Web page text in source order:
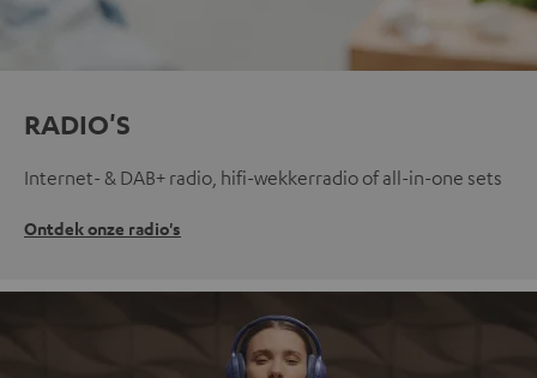
RADIO'S
Internet- & DAB+ radio, hifi-wekkerradio of all-in-one sets
Ontdek onze radio's